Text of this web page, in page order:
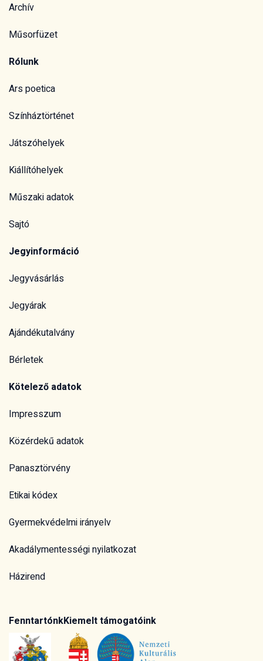
Archív
Műsorfüzet
Rólunk
Ars poetica
Színháztörténet
Játszóhelyek
Kiállítóhelyek
Műszaki adatok
Sajtó
Jegyinformáció
Jegyvásárlás
Jegyárak
Ajándékutalvány
Bérletek
Kötelező adatok
Impresszum
Közérdekű adatok
Panasztörvény
Etikai kódex
Gyermekvédelmi irányelv
Akadálymentességi nyilatkozat
Házirend
FenntartónkKiemelt támogatóink